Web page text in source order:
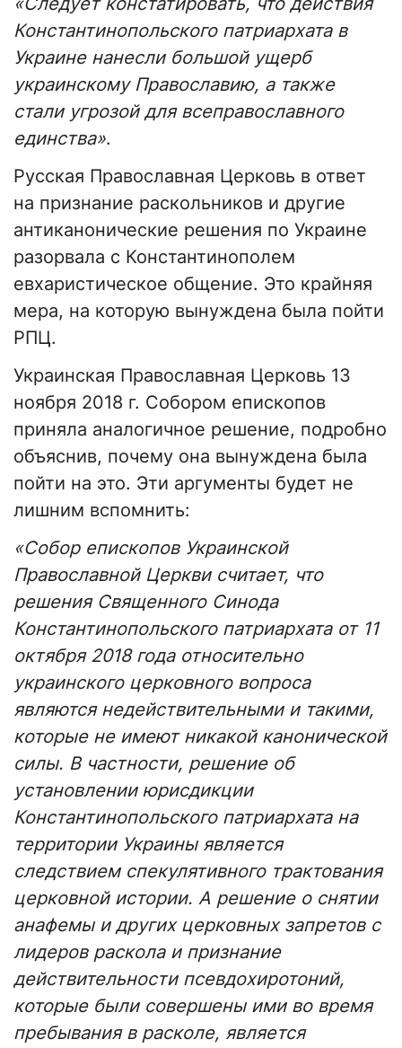
Константинопольского патриархата в
Украине нанесли большой ущерб
украинскому Православию, а также
стали угрозой для всеправославного
единства».
Русская Православная Церковь в ответ
на признание раскольников и другие
антиканонические решения по Украине
разорвала с Константинополем
евхаристическое общение. Это крайняя
мера, на которую вынуждена была пойти
РПЦ.
Украинская Православная Церковь 13
ноября 2018 г. Собором епископов
приняла аналогичное решение, подробно
объяснив, почему она вынуждена была
пойти на это. Эти аргументы будет не
лишним вспомнить:
«Собор епископов Украинской
Православной Церкви считает, что
решения Священного Синода
Константинопольского патриархата от 11
октября 2018 года относительно
украинского церковного вопроса
являются недействительными и такими,
которые не имеют никакой канонической
силы. В частности, решение об
установлении юрисдикции
Константинопольского патриархата на
территории Украины является
следствием спекулятивного трактования
церковной истории. А решение о снятии
анафемы и других церковных запретов с
лидеров раскола и признание
действительности псевдохиротоний,
которые были совершены ими во время
пребывания в расколе, является